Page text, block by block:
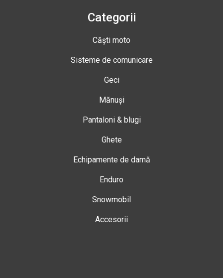
Categorii
Căști moto
Sisteme de comunicare
Geci
Mănuși
Pantaloni & blugi
Ghete
Echipamente de damă
Enduro
Snowmobil
Accesorii